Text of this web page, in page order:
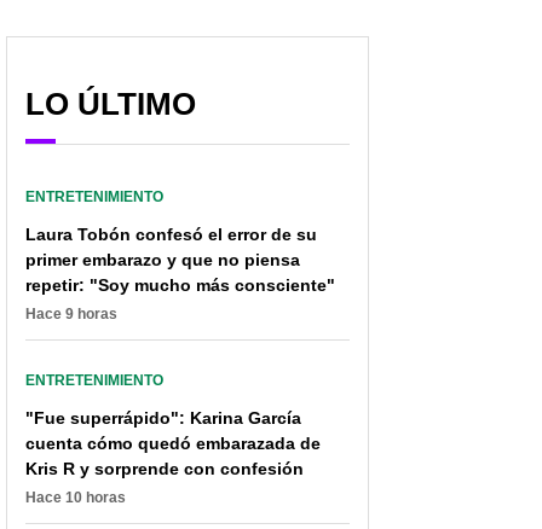
LO ÚLTIMO
ENTRETENIMIENTO
Laura Tobón confesó el error de su
primer embarazo y que no piensa
repetir: "Soy mucho más consciente"
Hace 9 horas
ENTRETENIMIENTO
"Fue superrápido": Karina García
cuenta cómo quedó embarazada de
Kris R y sorprende con confesión
Hace 10 horas